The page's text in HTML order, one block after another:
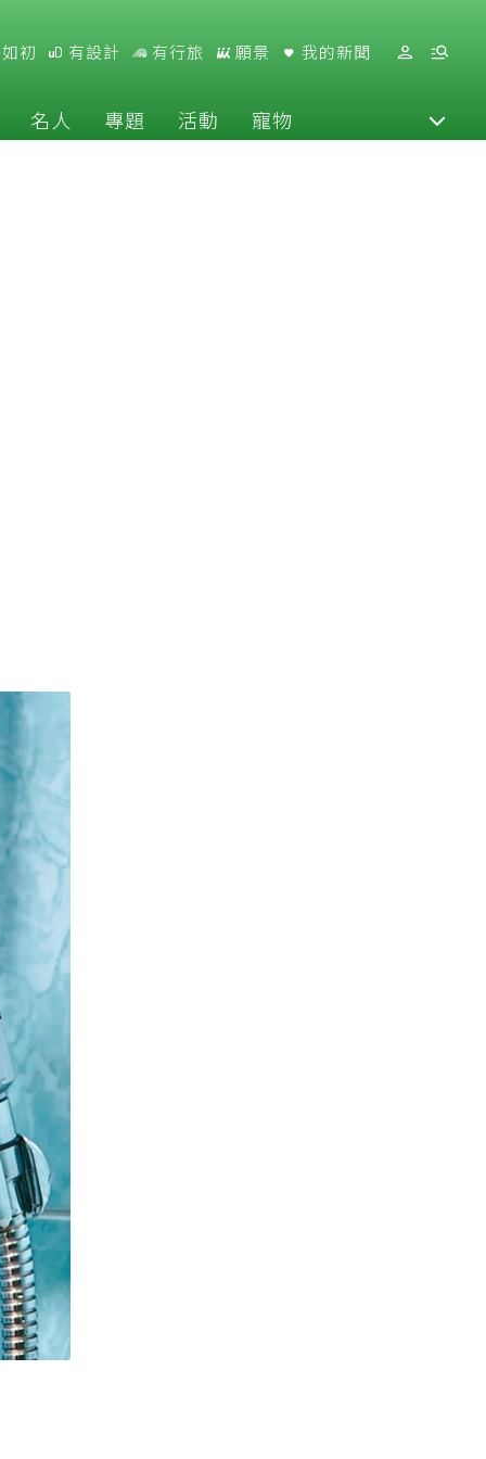
初 有設計 有行旅 願景 我的新聞
名人 專題 活動 寵物